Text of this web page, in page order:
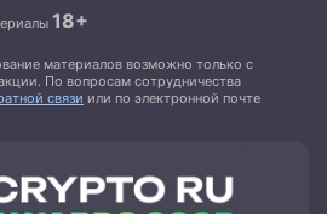
18+
материалов возможно только с
По вопросам сотрудничества
связи или по электронной почте